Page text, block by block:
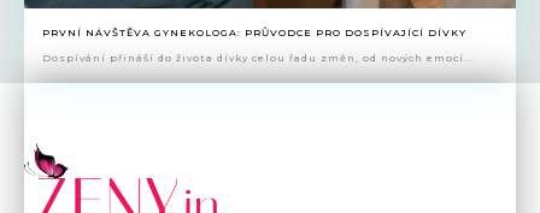
PRVNÍ NÁVŠTĚVA GYNEKOLOGA: PRŮVODCE PRO DOSPÍVAJÍCÍ DÍVKY
Dospívání přináší do života dívky celou řadu změn, od nových emocí...